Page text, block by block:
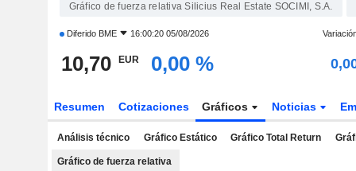
Gráfico de fuerza relativa Silicius Real Estate SOCIMI, S.A.
Diferido BME 16:00:20 05/08/2026
10,70 EUR 0,00 %
Resumen Cotizaciones Gráficos Noticias
Análisis técnico Gráfico Estático Gráfico Total Return
Gráfico de fuerza relativa